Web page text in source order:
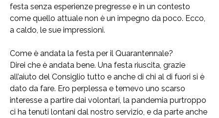
festa senza esperienze pregresse e in un contesto
come quello attuale non è un impegno da poco. Ecco,
a caldo, le sue impressioni.
Come è andata la festa per il Quarantennale?
Direi che è andata bene. Una festa riuscita, grazie
all’aiuto del Consiglio tutto e anche di chi al di fuori si è
dato da fare. Ero perplessa e temevo uno scarso
interesse a partire dai volontari, la pandemia purtroppo
ci ha tenuti lontani dal nostro servizio, e da parte anche